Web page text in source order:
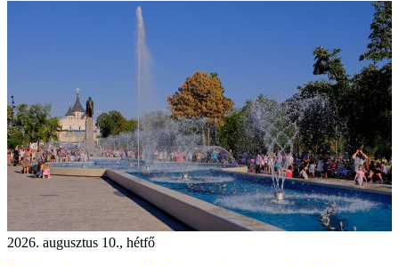
2026. augusztus 10., hétfő